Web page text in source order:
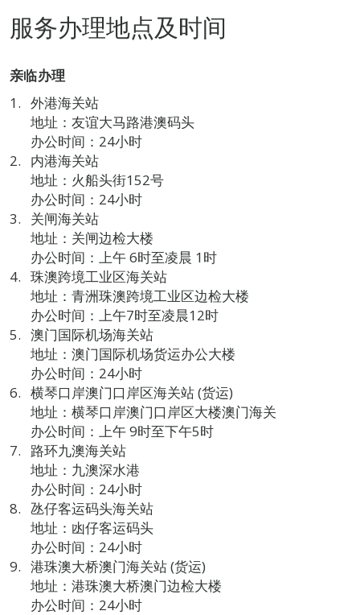
服务办理地点及时间
亲临办理
外港海关站
地址：友谊大马路港澳码头
办公时间：24小时
内港海关站
地址：火船头街152号
办公时间：24小时
关闸海关站
地址：关闸边检大楼
办公时间：上午 6时至凌晨 1时
珠澳跨境工业区海关站
地址：青洲珠澳跨境工业区边检大楼
办公时间：上午7时至凌晨12时
澳门国际机场海关站
地址：澳门国际机场货运办公大楼
办公时间：24小时
横琴口岸澳门口岸区海关站 (货运)
地址：横琴口岸澳门口岸区大楼澳门海关
办公时间：上午 9时至下午5时
路环九澳海关站
地址：九澳深水港
办公时间：24小时
氹仔客运码头海关站
地址：凼仔客运码头
办公时间：24小时
港珠澳大桥澳门海关站 (货运)
地址：港珠澳大桥澳门边检大楼
办公时间：24小时